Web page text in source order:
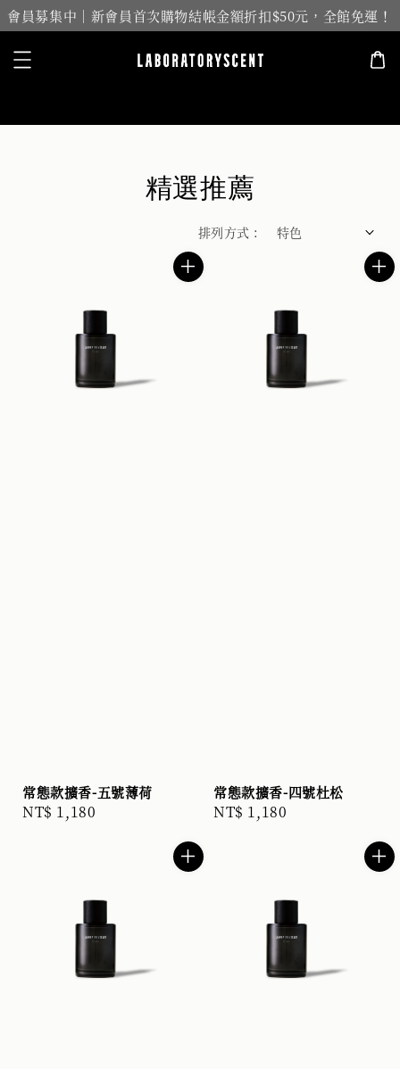
會員募集中｜新會員首次購物結帳金額折扣$50元，全館免運！
精選推薦
排列方式 :
常態款擴香-五號薄荷
Regular
NT$ 1,180
常態款擴香-四號杜松
Regular
NT$ 1,180